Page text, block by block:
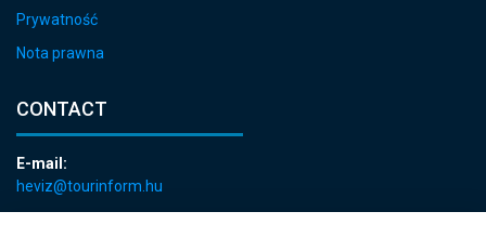
Prywatność
Nota prawna
CONTACT
E-mail:
heviz@tourinform.hu